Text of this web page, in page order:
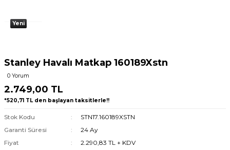
Yeni
Stanley Havalı Matkap 160189Xstn
0 Yorum
2.749,00 TL
*520,71 TL den başlayan taksitlerle!!
Stok Kodu
STN17.160189XSTN
Garanti Süresi
24 Ay
Fiyat
2.290,83 TL + KDV